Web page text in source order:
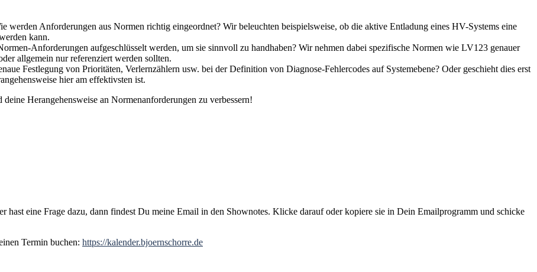
werden Anforderungen aus Normen richtig eingeordnet? Wir beleuchten beispielsweise, ob die aktive Entladung eines HV-Systems eine
kann.
Anforderungen aufgeschlüsselt werden, um sie sinnvoll zu handhaben? Wir nehmen dabei spezifische Normen wie LV123 genauer
allgemein nur referenziert werden sollten.
Festlegung von Prioritäten, Verlernzählern usw. bei der Definition von Diagnose-Fehlercodes auf Systemebene? Oder geschieht dies erst
hier am effektivsten ist.
Herangehensweise an Normenanforderungen zu verbessern!
hast eine Frage dazu, dann findest Du meine Email in den Shownotes. Klicke darauf oder kopiere sie in Dein Emailprogramm und schicke
Termin buchen: https://kalender.bjoernschorre.de